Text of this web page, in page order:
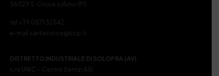
56029 S. Croce s/Arno (PI)
tel +39 0571 32542
e-mail santacroce@ssip.it
DISTRETTO INDUSTRIALE DI SOLOFRA (AV)
c/o UNIC – Centro Servizi ASI